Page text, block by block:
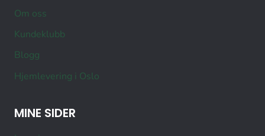
Om oss
Kundeklubb
Blogg
Hjemlevering i Oslo
MINE SIDER